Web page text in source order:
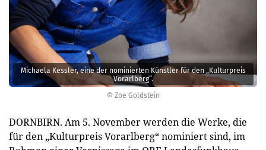
© Zoe Goldstein
Michaela Kessler, eine der nominierten Künstler für den „Kulturpreis
Vorarlberg“.
DORNBIRN. Am 5. November werden die Werke, die
für den „Kulturpreis Vorarlberg“ nominiert sind, im